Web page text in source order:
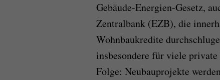
Gebäude-Energien-Gesetz,
Zentralbank (EZB), die
Wohnbaukredite
insbesondere für viele
Folge: Neubauprojekte